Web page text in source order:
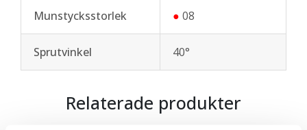
Munstycksstorlek ● 08
Sprutvinkel 40°
Relaterade produkter